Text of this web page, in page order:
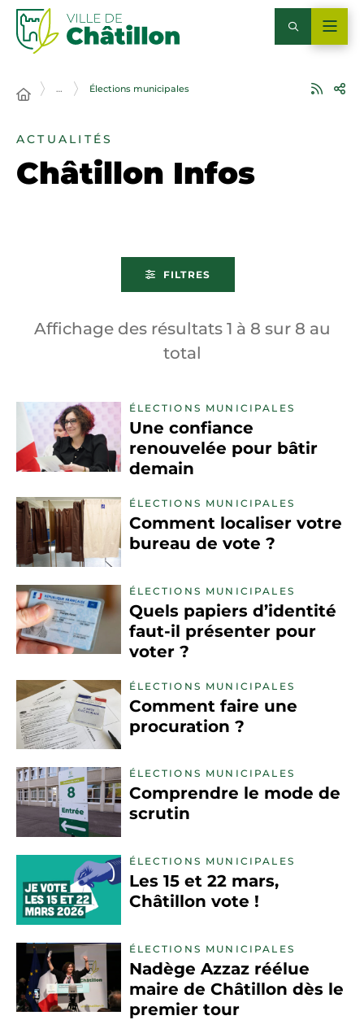
… Élections municipales
ACTUALITÉS
Châtillon Infos
FILTRES
Affichage des résultats 1 à 8 sur 8 au
total
ÉLECTIONS MUNICIPALES
Une confiance
renouvelée pour bâtir
demain
ÉLECTIONS MUNICIPALES
Comment localiser votre
bureau de vote ?
ÉLECTIONS MUNICIPALES
Quels papiers d’identité
faut-il présenter pour
voter ?
ÉLECTIONS MUNICIPALES
Comment faire une
procuration ?
ÉLECTIONS MUNICIPALES
Comprendre le mode de
scrutin
ÉLECTIONS MUNICIPALES
Les 15 et 22 mars,
Châtillon vote !
ÉLECTIONS MUNICIPALES
Nadège Azzaz réélue
maire de Châtillon dès le
premier tour